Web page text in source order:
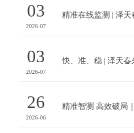
03
2026-07
03
2026-07
26
2026-06